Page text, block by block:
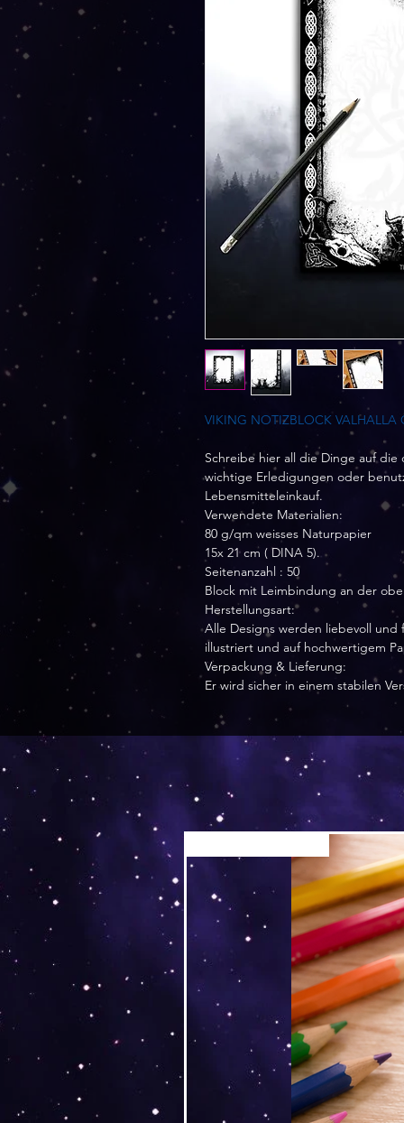
VIKING NOTIZBLOCK VALHALLA
Schreibe hier all die Dinge auf
wichtige Erledigungen oder
Lebensmitteleinkauf.
Verwendete Materialien:
80 g/qm weisses Naturpapier
15x 21 cm ( DINA 5).
Seitenanzahl : 50
Block mit Leimbindung an der
Herstellungsart:
Alle Designs werden liebevoll
illustriert und auf hochwertigem
Verpackung & Lieferung:
Er wird sicher in einem stabilen